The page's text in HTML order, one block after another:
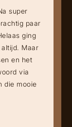
super
paar
ging
Maar
en het
via
die mooie